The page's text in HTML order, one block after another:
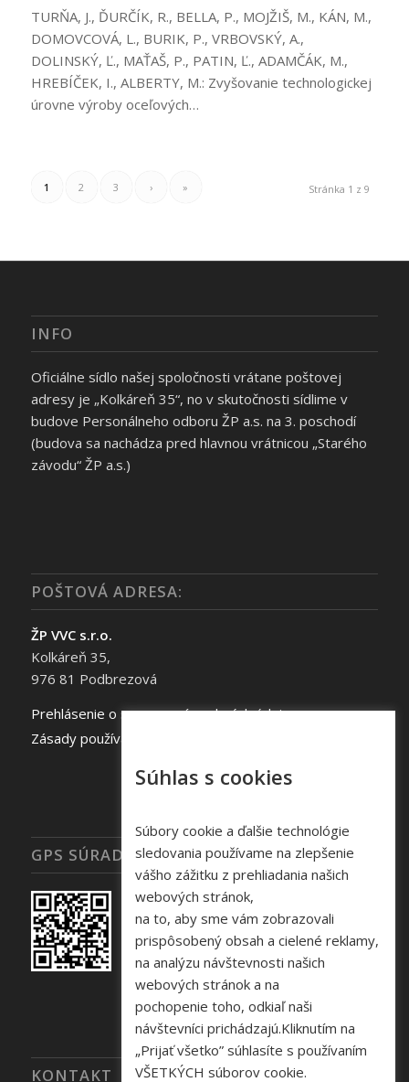
TURŇA, J., ĎURČÍK, R., BELLA, P., MOJŽIŠ, M., KÁN, M.,
DOMOVCOVÁ, L., BURIK, P., VRBOVSKÝ, A.,
DOLINSKÝ, Ľ., MAŤAŠ, P., PATIN, Ľ., ADAMČÁK, M.,
HREBÍČEK, I., ALBERTY, M.: Zvyšovanie technologickej
úrovne výroby oceľových…
Stránka 1 z 9
1 2 3 › »
INFO
Oficiálne sídlo našej spoločnosti vrátane poštovej
adresy je „Kolkáreň 35“, no v skutočnosti sídlime v
budove Personálneho odboru ŽP a.s. na 3. poschodí
(budova sa nachádza pred hlavnou vrátnicou „Starého
závodu“ ŽP a.s.)
POŠTOVÁ ADRESA:
ŽP VVC s.r.o.
Kolkáreň 35,
976 81 Podbrezová
Prehlásenie o spracovaní osobných údajov
Zásady používania súborov cookie
GPS SÚRADNICE
KONTAKT
Súhlas s cookies
Súbory cookie a ďalšie technológie
sledovania používame na zlepšenie
vášho zážitku z prehliadania našich
webových stránok,
na to, aby sme vám zobrazovali
prispôsobený obsah a cielené reklamy,
na analýzu návštevnosti našich
webových stránok a na
pochopenie toho, odkiaľ naši
návštevníci prichádzajú.Kliknutím na
„Prijať všetko” súhlasíte s používaním
VŠETKÝCH súborov cookie.